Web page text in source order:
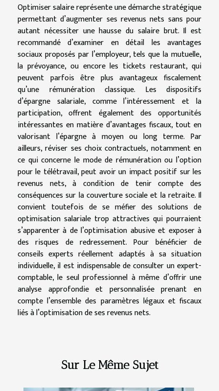
Optimiser salaire représente une démarche stratégique
permettant d’augmenter ses revenus nets sans pour
autant nécessiter une hausse du salaire brut. Il est
recommandé d’examiner en détail les avantages
sociaux proposés par l’employeur, tels que la mutuelle,
la prévoyance, ou encore les tickets restaurant, qui
peuvent parfois être plus avantageux fiscalement
qu’une rémunération classique. Les dispositifs
d’épargne salariale, comme l’intéressement et la
participation, offrent également des opportunités
intéressantes en matière d’avantages fiscaux, tout en
valorisant l’épargne à moyen ou long terme. Par
ailleurs, réviser ses choix contractuels, notamment en
ce qui concerne le mode de rémunération ou l’option
pour le télétravail, peut avoir un impact positif sur les
revenus nets, à condition de tenir compte des
conséquences sur la couverture sociale et la retraite. Il
convient toutefois de se méfier des solutions de
optimisation salariale trop attractives qui pourraient
s’apparenter à de l’optimisation abusive et exposer à
des risques de redressement. Pour bénéficier de
conseils experts réellement adaptés à sa situation
individuelle, il est indispensable de consulter un expert-
comptable, le seul professionnel à même d’offrir une
analyse approfondie et personnalisée prenant en
compte l’ensemble des paramètres légaux et fiscaux
liés à l’optimisation de ses revenus nets.
Sur Le Même Sujet